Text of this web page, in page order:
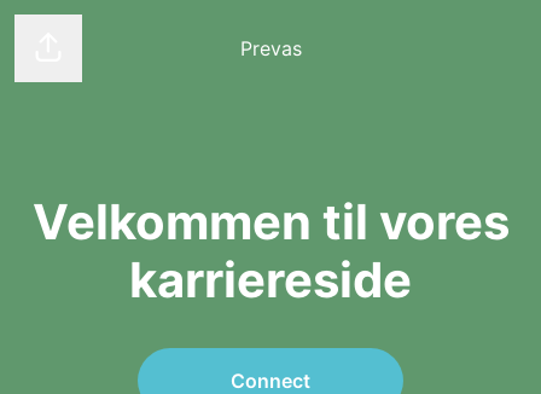
Prevas
Velkommen til vores
karriereside
Connect